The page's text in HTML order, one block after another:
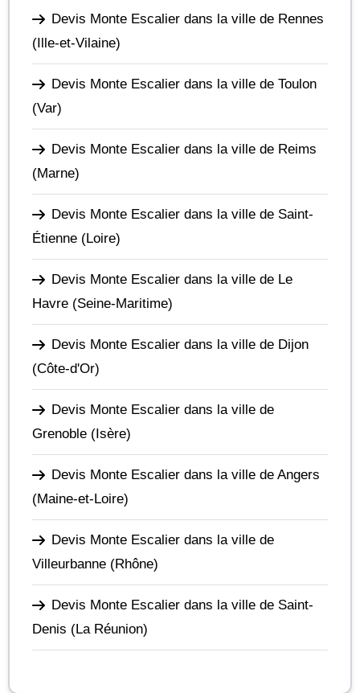
Devis Monte Escalier dans la ville de Rennes
(Ille-et-Vilaine)
Devis Monte Escalier dans la ville de Toulon
(Var)
Devis Monte Escalier dans la ville de Reims
(Marne)
Devis Monte Escalier dans la ville de Saint-
Étienne (Loire)
Devis Monte Escalier dans la ville de Le
Havre (Seine-Maritime)
Devis Monte Escalier dans la ville de Dijon
(Côte-d'Or)
Devis Monte Escalier dans la ville de
Grenoble (Isère)
Devis Monte Escalier dans la ville de Angers
(Maine-et-Loire)
Devis Monte Escalier dans la ville de
Villeurbanne (Rhône)
Devis Monte Escalier dans la ville de Saint-
Denis (La Réunion)